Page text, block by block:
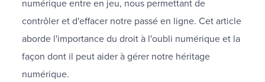
numérique entre en jeu, nous permettant de
contrôler et d'effacer notre passé en ligne. Cet article
aborde l'importance du droit à l'oubli numérique et la
façon dont il peut aider à gérer notre héritage
numérique.